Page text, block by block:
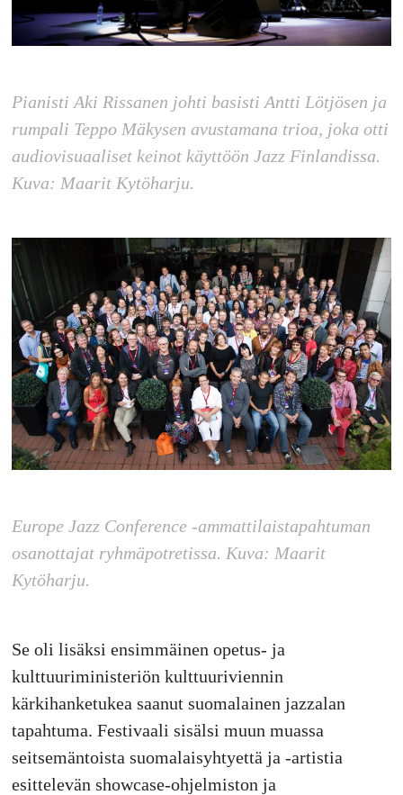
Pianisti Aki Rissanen johti basisti Antti Lötjösen ja
rumpali Teppo Mäkysen avustamana trioa, joka otti
audiovisuaaliset keinot käyttöön Jazz Finlandissa.
Kuva: Maarit Kytöharju.
Europe Jazz Conference -ammattilaistapahtuman
osanottajat ryhmäpotretissa. Kuva: Maarit
Kytöharju.
Se oli lisäksi ensimmäinen opetus- ja
kulttuuriministeriön kulttuuriviennin
kärkihanketukea saanut suomalainen jazzalan
tapahtuma. Festivaali sisälsi muun muassa
seitsemäntoista suomalaisyhtyettä ja -artistia
esittelevän showcase-ohjelmiston ja